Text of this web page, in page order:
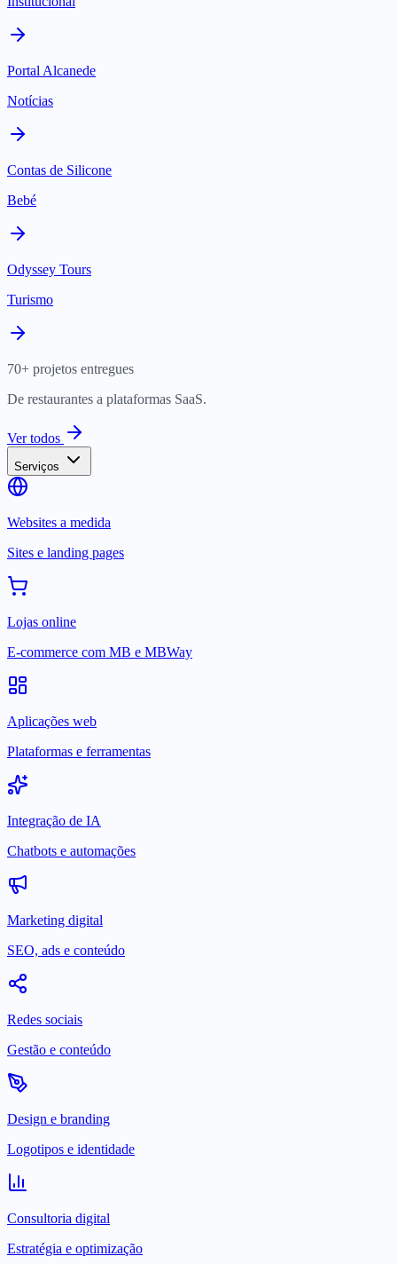
Portal Alcanede
Notícias
Contas de Silicone
Bebé
Odyssey Tours
Turismo
70+ projetos entregues
De restaurantes a plataformas SaaS.
Ver todos
Serviços
Websites a medida
Sites e landing pages
Lojas online
E-commerce com MB e MBWay
Aplicações web
Plataformas e ferramentas
Integração de IA
Chatbots e automações
Marketing digital
SEO, ads e conteúdo
Redes sociais
Gestão e conteúdo
Design e branding
Logotipos e identidade
Consultoria digital
Estratégia e optimização